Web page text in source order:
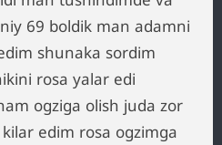
69 boldik man adamni
shunaka sordim
rosa yalar edi
ogziga olish juda zor
edim rosa ogzimga